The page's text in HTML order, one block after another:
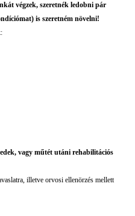
végzek, szeretnék ledobni pár
is szeretném növelni!
vagy műtét utáni rehabilitációs
illetve orvosi ellenörzés mellett